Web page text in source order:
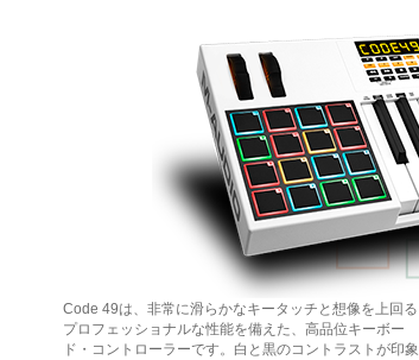
Code 49は、非常に滑らかなキータッチと想像を上回る
プロフェッショナルな性能を備えた、高品位キーボー
ド・コントローラーです。白と黒のコントラストが印象